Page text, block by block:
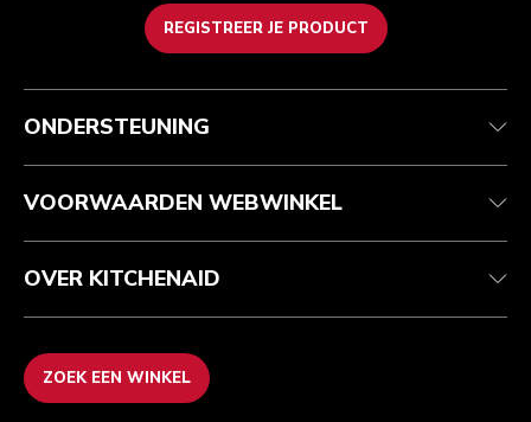
REGISTREER JE PRODUCT
Health check
Je bestelling volgen
Garantie en documenten
Veelgestelde vragen
Algemene voorwaarden
Retournering en terugbetaling
Imprint
ODR
Het merk
Zoek een winkel
ONDERSTEUNING
VOORWAARDEN WEBWINKEL
OVER KITCHENAID
ZOEK EEN WINKEL